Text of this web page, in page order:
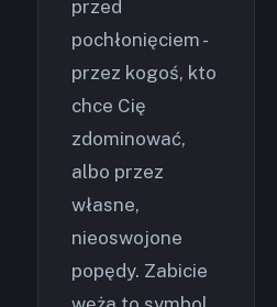
przed
pochłonięciem -
przez kogoś, kto
chce Cię
zdominować,
albo przez
własne,
nieoswojone
popędy. Zabicie